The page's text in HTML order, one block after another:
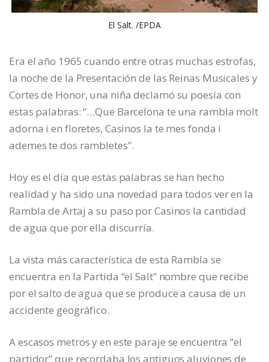
El Salt. /EPDA
Era el año 1965 cuando entre otras muchas estrofas,
la noche de la Presentación de las Reinas Musicales y
Cortes de Honor, una niña declamó su poesía con
estas palabras: “…Que Barcelona te una rambla molt
adorna i en floretes, Casinos la te mes fonda i
ademes te dos rambletes”.
Hoy es el día que estas palabras se han hecho
realidad y ha sido una novedad para todos ver en la
Rambla de Artaj a su paso por Casinos la cantidad
de agua que por ella discurría.
La vista más característica de esta Rambla se
encuentra en la Partida “el Salt” nombre que recibe
por el salto de agua que se produce a causa de un
accidente geográfico.
A escasos metros y en este paraje se encuentra “el
partidor” que recordaba los antiguos aluviones de